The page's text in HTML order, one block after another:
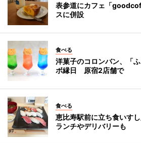
表参道にカフェ「
スに併設
食べる
洋菓子のコロンバン、「
ボ縁日 原宿2店舗で
食べる
恵比寿駅前に立ち食いす
ランチやデリバリーも